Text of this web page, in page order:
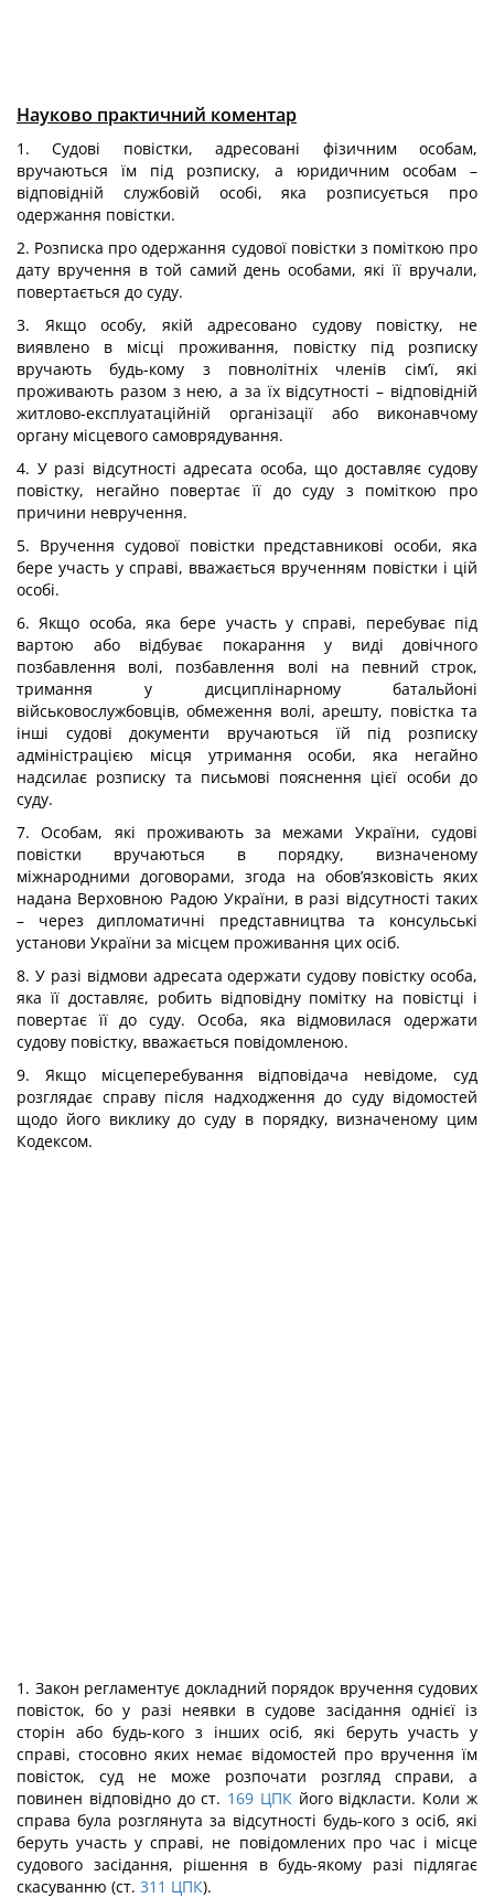
Науково практичний коментар
1. Судові повістки, адресовані фізичним особам,
вручаються їм під розписку, а юридичним особам –
відповідній службовій особі, яка розписується про
одержання повістки.
2. Розписка про одержання судової повістки з поміткою про
дату вручення в той самий день особами, які її вручали,
повертається до суду.
3. Якщо особу, якій адресовано судову повістку, не
виявлено в місці проживання, повістку під розписку
вручають будь-кому з повнолітніх членів сім’ї, які
проживають разом з нею, а за їх відсутності – відповідній
житлово-експлуатаційній організації або виконавчому
органу місцевого самоврядування.
4. У разі відсутності адресата особа, що доставляє судову
повістку, негайно повертає її до суду з поміткою про
причини невручення.
5. Вручення судової повістки представникові особи, яка
бере участь у справі, вважається врученням повістки і цій
особі.
6. Якщо особа, яка бере участь у справі, перебуває під
вартою або відбуває покарання у виді довічного
позбавлення волі, позбавлення волі на певний строк,
тримання у дисциплінарному батальйоні
військовослужбовців, обмеження волі, арешту, повістка та
інші судові документи вручаються їй під розписку
адміністрацією місця утримання особи, яка негайно
надсилає розписку та письмові пояснення цієї особи до
суду.
7. Особам, які проживають за межами України, судові
повістки вручаються в порядку, визначеному
міжнародними договорами, згода на обов’язковість яких
надана Верховною Радою України, в разі відсутності таких
– через дипломатичні представництва та консульські
установи України за місцем проживання цих осіб.
8. У разі відмови адресата одержати судову повістку особа,
яка її доставляє, робить відповідну помітку на повістці і
повертає її до суду. Особа, яка відмовилася одержати
судову повістку, вважається повідомленою.
9. Якщо місцеперебування відповідача невідоме, суд
розглядає справу після надходження до суду відомостей
щодо його виклику до суду в порядку, визначеному цим
Кодексом.
1. Закон регламентує докладний порядок вручення судових
повісток, бо у разі неявки в судове засідання однієї із
сторін або будь-кого з інших осіб, які беруть участь у
справі, стосовно яких немає відомостей про вручення їм
повісток, суд не може розпочати розгляд справи, а
повинен відповідно до ст. 169 ЦПКйого відкласти. Коли ж
справа була розглянута за відсутності будь-кого з осіб, які
беруть участь у справі, не повідомлених про час і місце
судового засідання, рішення в будь-якому разі підлягає
скасуванню (ст. 311 ЦПК).